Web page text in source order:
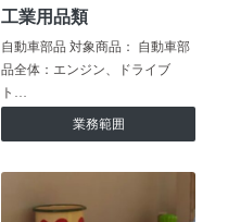
工業用品類
自動車部品 対象商品： 自動車部
品全体：エンジン、ドライブ
ト…
業務範囲